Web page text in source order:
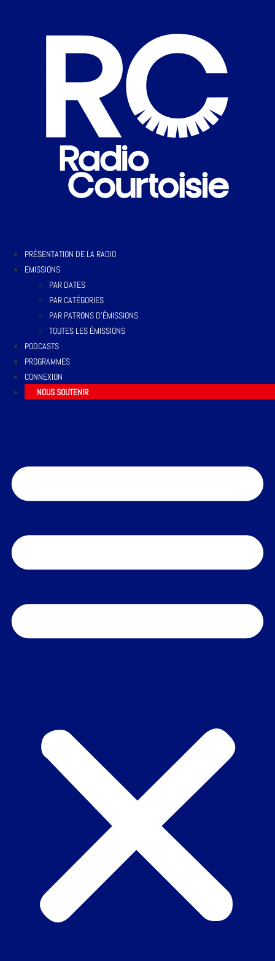
PRÉSENTATION DE LA RADIO
EMISSIONS
PAR DATES
PAR CATÉGORIES
PAR PATRONS D’ÉMISSIONS
TOUTES LES ÉMISSIONS
PODCASTS
PROGRAMMES
CONNEXION
NOUS SOUTENIR